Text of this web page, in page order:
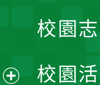
單
校園
校園